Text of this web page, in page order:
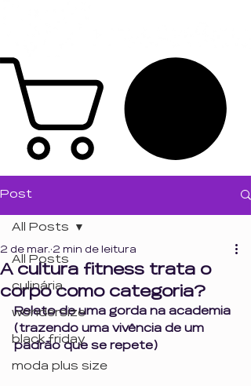
Post
All Posts
culinária
wondersize
black friday
moda plus size
All Posts
A cultura fitness trata o
corpo como categoria?
2 de mar. 2 min de leitura
Relato de uma gorda na academia
(trazendo uma vivência de um
padrão que se repete)